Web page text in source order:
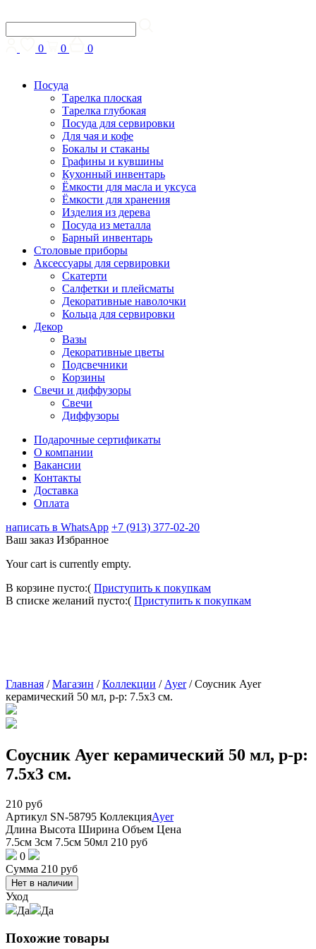
0 0 0
Посуда
Тарелка плоская
Тарелка глубокая
Посуда для сервировки
Для чая и кофе
Бокалы и стаканы
Графины и кувшины
Кухонный инвентарь
Ёмкости для масла и уксуса
Ёмкости для хранения
Изделия из дерева
Посуда из металла
Барный инвентарь
Столовые приборы
Аксессуары для сервировки
Скатерти
Cалфетки и плейсматы
Декоративные наволочки
Кольца для сервировки
Декор
Вазы
Декоративные цветы
Подсвечники
Корзины
Свечи и диффузоры
Свечи
Диффузоры
Подарочные сертификаты
О компании
Вакансии
Контакты
Доставка
Оплата
написать в WhatsApp +7 (913) 377-02-20
Ваш заказ Избранное
Your cart is currently empty.
В корзине пусто:( Приступить к покупкам
В списке желаний пусто:( Приступить к покупкам
Главная /Магазин /Коллекции / Ayer /Соусник Ayer
керамический 50 мл, р-р: 7.5х3 см.
Соусник Ayer керамический 50 мл, р-р:
7.5х3 см.
210 руб
Артикул SN-58795 КоллекцияAyer
Длина Высота Ширина Объем Цена
7.5см 3см 7.5см 50мл 210 руб
0
Сумма 210 руб
Нет в наличии
Уход
Да
Да
Похожие товары